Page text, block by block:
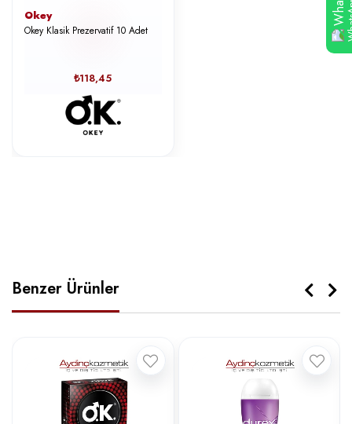
Okey
Okey Klasik Prezervatif 10 Adet
₺118,45
Benzer Ürünler